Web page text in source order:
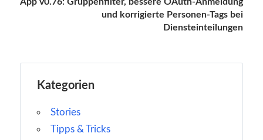
und korrigierte Personen-Tags bei
Diensteinteilungen
Kategorien
Stories
Tipps & Tricks